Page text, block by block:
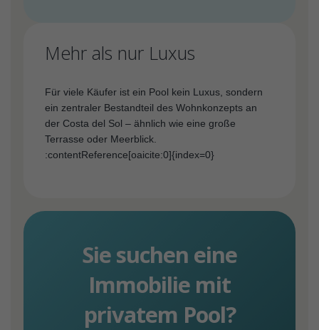
Mehr als nur Luxus
Für viele Käufer ist ein Pool kein Luxus, sondern
ein zentraler Bestandteil des Wohnkonzepts an
der Costa del Sol – ähnlich wie eine große
Terrasse oder Meerblick.
:contentReference[oaicite:0]{index=0}
Sie suchen eine
Immobilie mit
privatem Pool?